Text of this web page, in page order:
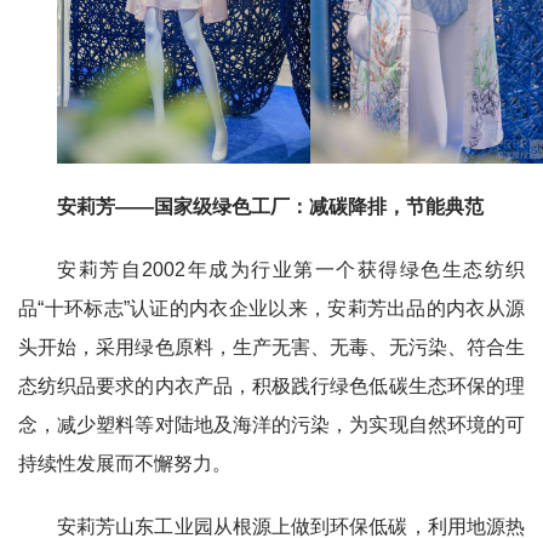
安莉芳——国家级绿色工厂：减碳降排，节能典范
安莉芳自2002年成为行业第一个获得绿色生态纺织
品“十环标志”认证的内衣企业以来，安莉芳出品的内衣从源
头开始，采用绿色原料，生产无害、无毒、无污染、符合生
态纺织品要求的内衣产品，积极践行绿色低碳生态环保的理
念，减少塑料等对陆地及海洋的污染，为实现自然环境的可
持续性发展而不懈努力。
安莉芳山东工业园从根源上做到环保低碳，利用地源热